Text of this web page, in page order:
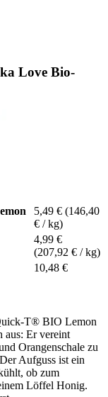
Love Bio-
5,49 € (146,40
€ / kg)
4,99 €
(207,92 € / kg)
10,48 €
T® BIO Lemon
aus: Er vereint
Orangenschale zu
Aufguss ist ein
ob zum
Löffel Honig.